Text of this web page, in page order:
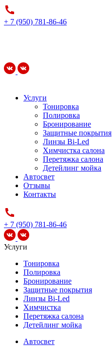
+ 7 (950) 781-86-46
Услуги
Тонировка
Полировка
Бронирование
Защитные покрытия
Линзы Bi-Led
Химчистка салона
Перетяжка салона
Детейлинг мойка
Автосвет
Отзывы
Контакты
+ 7 (950) 781-86-46
Услуги
Тонировка
Полировка
Бронирование
Защитные покрытия
Линзы Bi-Led
Химчистка
Перетяжка салона
Детейлинг мойка
Автосвет